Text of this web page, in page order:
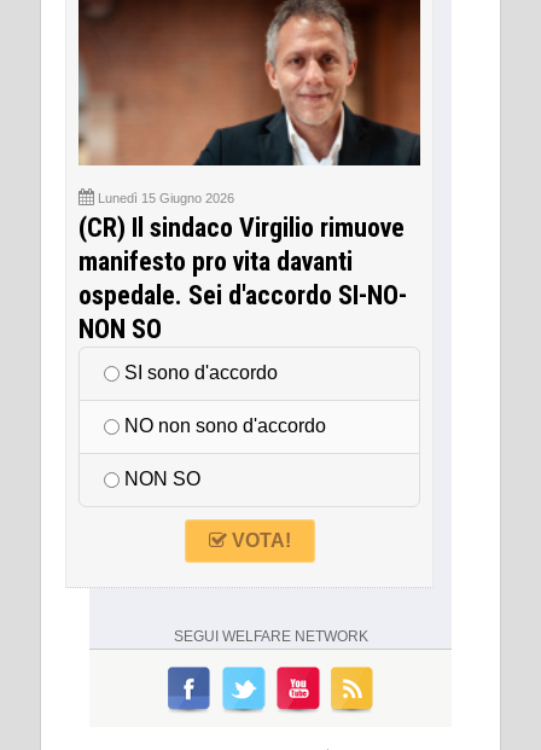
Lunedì 15 Giugno 2026
(CR) Il sindaco Virgilio rimuove
manifesto pro vita davanti
ospedale. Sei d'accordo SI-NO-
NON SO
SI sono d'accordo
NO non sono d'accordo
NON SO
VOTA!
SEGUI WELFARE NETWORK